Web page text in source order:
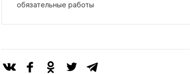
обязательные работы